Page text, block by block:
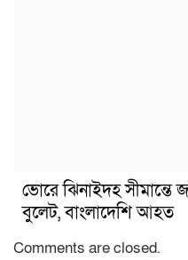
ভোরে ঝিনাইদহ সীমান্তে
বুলেট, বাংলাদেশি আহত
Comments are closed.